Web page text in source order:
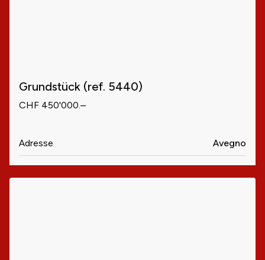
Grundstück (ref. 5440)
CHF 450'000.–
Adresse Avegno